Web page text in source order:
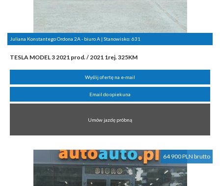
Juliana Konstantego Ordona 2A - biuro A | Stanowisko: 631
TESLA MODEL 3 2021 prod. / 2021 1rej. 325KM
Wyślij ofertę na e-mail
Email do opiekuna
Umów jazdę próbną
64 900 PLN brutto